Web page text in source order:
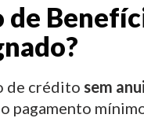
de
de crédito sem
pagamento